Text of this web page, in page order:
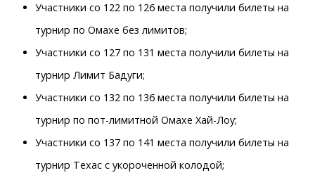
Участники со 122 по 126 места получили билеты на
турнир по Омахе без лимитов;
Участники со 127 по 131 места получили билеты на
турнир Лимит Бадуги;
Участники со 132 по 136 места получили билеты на
турнир по пот-лимитной Омахе Хай-Лоу;
Участники со 137 по 141 места получили билеты на
турнир Техас с укороченной колодой;